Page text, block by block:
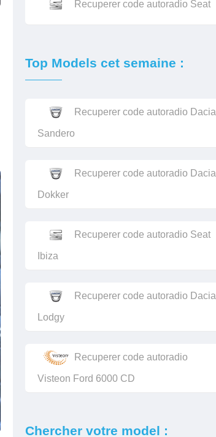
Recuperer code autoradio Seat
Top Models cet semaine :
Recuperer code autoradio Dacia
Sandero
Recuperer code autoradio Dacia
Dokker
Recuperer code autoradio Seat
Ibiza
Recuperer code autoradio Dacia
Lodgy
Recuperer code autoradio
Visteon Ford 6000 CD
Chercher votre model :